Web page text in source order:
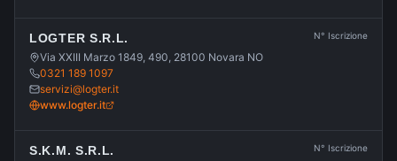
LOGTER S.R.L.
Via XXIII Marzo 1849, 490, 28100 Novara NO
0321 189 1097
servizi@logter.it
www.logter.it
N° Iscrizione
S.K.M. S.R.L. N° Iscrizione